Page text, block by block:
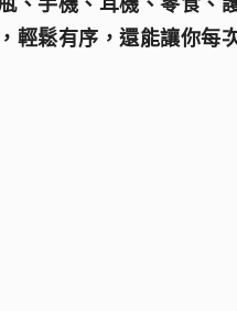
鬆有序，還能讓你每